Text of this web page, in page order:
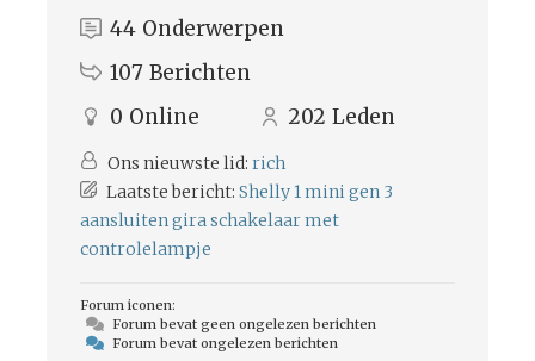
44 Onderwerpen
107 Berichten
0 Online 202 Leden
Ons nieuwste lid: rich
Laatste bericht: Shelly 1 mini gen 3
aansluiten gira schakelaar met
controlelampje
Forum iconen:
Forum bevat geen ongelezen berichten
Forum bevat ongelezen berichten